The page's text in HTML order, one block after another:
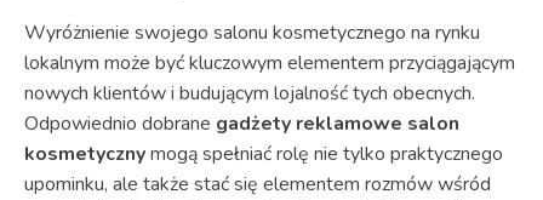
Wyróżnienie swojego salonu kosmetycznego na rynku
lokalnym może być kluczowym elementem przyciągającym
nowych klientów i budującym lojalność tych obecnych.
Odpowiednio dobrane gadżety reklamowe salon
kosmetycznymogą spełniać rolę nie tylko praktycznego
upominku, ale także stać się elementem rozmów wśród